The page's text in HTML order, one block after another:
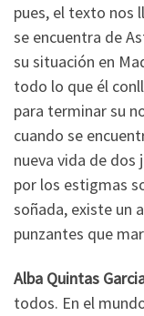
pues, el texto nos
se encuentra de
su situación en
todo lo que él
para terminar su
cuando se
nueva vida de dos
por los estigmas
soñada, existe un
punzantes que
Alba Quintas
todos. En el